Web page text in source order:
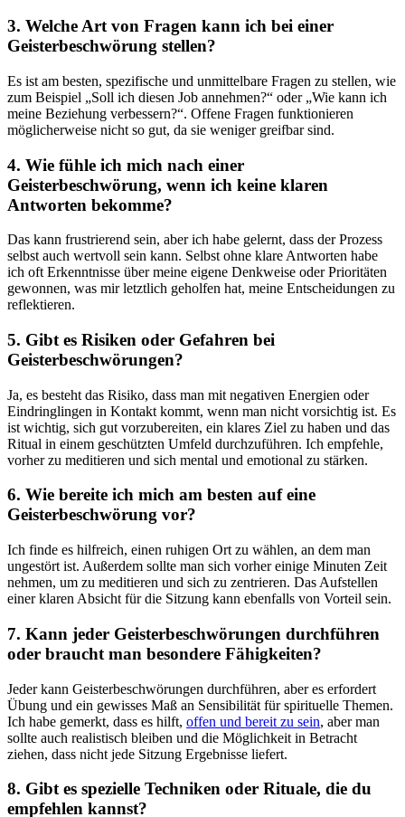
3. ⁣Welche Art von Fragen kann ich bei einer
Geisterbeschwörung stellen?
Es ⁤ist am besten, spezifische und unmittelbare Fragen zu stellen, wie
zum Beispiel „Soll ich diesen Job‌ annehmen?“ oder „Wie kann ich
meine Beziehung verbessern?“. Offene Fragen funktionieren​
möglicherweise ⁣nicht so gut, da sie weniger greifbar⁤ sind.
4. Wie fühle ich mich nach einer
Geisterbeschwörung, wenn ich keine klaren
Antworten bekomme?
Das kann frustrierend sein, aber ich habe gelernt, dass der Prozess‍
selbst auch⁤ wertvoll sein kann. Selbst ohne klare Antworten⁤ habe
ich oft Erkenntnisse über meine eigene Denkweise oder Prioritäten
gewonnen, was mir letztlich ‌geholfen hat, meine Entscheidungen zu
reflektieren.
5. ‍Gibt es Risiken oder Gefahren bei
Geisterbeschwörungen?
Ja, es besteht das Risiko, dass man mit negativen Energien oder
‌Eindringlingen in Kontakt kommt, wenn man nicht vorsichtig ist. Es
ist wichtig, sich gut vorzubereiten, ⁤ein klares⁤ Ziel​ zu‌ haben und das
Ritual ‍in⁢ einem geschützten ⁤Umfeld durchzuführen. Ich empfehle,⁢
vorher zu meditieren und sich mental und emotional zu stärken.
6. Wie bereite ich ‌mich am besten auf ⁣eine
Geisterbeschwörung vor?
Ich finde ⁤es hilfreich, einen ruhigen Ort zu wählen, an dem man
ungestört ist. ⁣Außerdem sollte man sich vorher einige Minuten Zeit
nehmen, um zu meditieren und⁣ sich zu zentrieren. Das Aufstellen
einer klaren ⁢Absicht für die Sitzung kann ebenfalls von Vorteil sein.
7. Kann jeder Geisterbeschwörungen durchführen
oder braucht man besondere Fähigkeiten?
Jeder kann Geisterbeschwörungen durchführen, aber es erfordert
Übung und ein gewisses Maß an Sensibilität für spirituelle Themen.
Ich ​habe ⁢gemerkt, dass es ‍hilft, offen und bereit zu sein, aber man‌
sollte auch realistisch‌ bleiben und die Möglichkeit in ⁢Betracht
ziehen, dass nicht jede Sitzung Ergebnisse liefert.
8. ⁤Gibt es ⁣spezielle Techniken oder Rituale,‌ die du
empfehlen kannst?